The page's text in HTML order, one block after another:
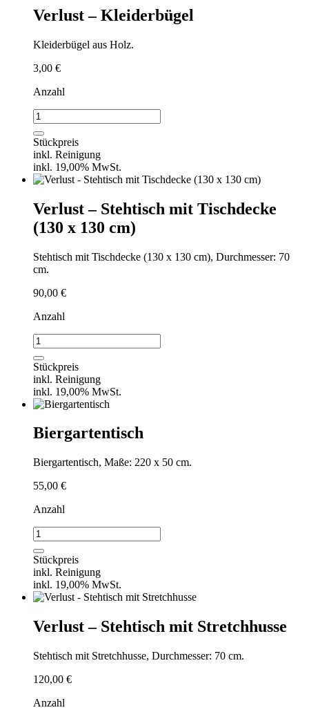
Verlust – Kleiderbügel
Kleiderbügel aus Holz.
3,00 €
Anzahl
Verlust
-
Kleiderbügel
Menge
Stückpreis
inkl. Reinigung
inkl. 19,00% MwSt.
Verlust – Stehtisch mit Tischdecke
(130 x 130 cm)
Stehtisch mit Tischdecke (130 x 130 cm), Durchmesser: 70
cm.
90,00 €
Anzahl
Verlust
-
Stehtisch
mit
Tischdecke
(130
130
cm)
Stückpreis
inkl. Reinigung
inkl. 19,00% MwSt.
Biergartentisch
Biergartentisch, Maße: 220 x 50 cm.
55,00 €
Anzahl
Biergartentisch
Menge
Stückpreis
inkl. Reinigung
inkl. 19,00% MwSt.
Verlust – Stehtisch mit Stretchhusse
Stehtisch mit Stretchhusse, Durchmesser: 70 cm.
120,00 €
Anzahl